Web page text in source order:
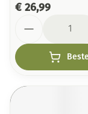
€ 26,99